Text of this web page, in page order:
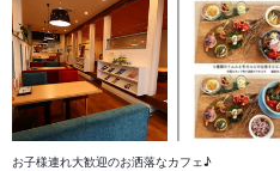
お子様連れ大歓迎のお洒落なカフェ♪